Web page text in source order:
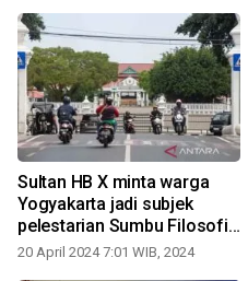
Sultan HB X minta warga
Yogyakarta jadi subjek
pelestarian Sumbu Filosofi
yang ditetapkan UNESCO
20 April 2024 7:01 WIB, 2024